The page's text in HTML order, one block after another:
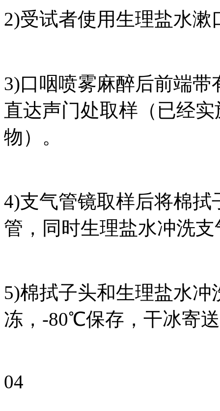
2)受试者使用生理盐水漱
3)口咽喷雾麻醉后前端
直达声门处取样（已经
物）。
4)支气管镜取样后将棉
管，同时生理盐水冲洗
5)棉拭子头和生理盐水
冻，-80℃保存，干冰寄
04